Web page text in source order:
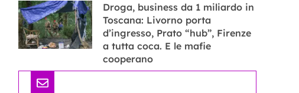
Droga, business da 1 miliardo in
Toscana: Livorno porta
d’ingresso, Prato “hub”, Firenze
a tutta coca. E le mafie
cooperano